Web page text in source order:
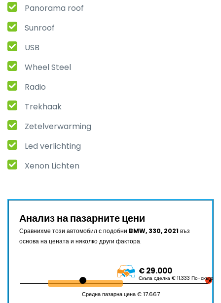
Panorama roof
Sunroof
USB
Wheel Steel
Radio
Trekhaak
Zetelverwarming
Led verlichting
Xenon Lichten
Анализ на пазарните цени
Сравнихме този автомобил с подобни BMW, 330, 2021въз
основа на цената и няколко други фактора.
€ 29.000
Скъпа сделка € 11.333 По-скъпо
Средна пазарна цена € 17.667